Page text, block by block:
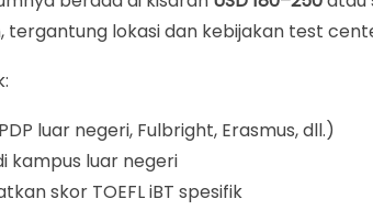
tergantung lokasi dan kebijakan test
luar negeri, Fulbright, Erasmus, dll.)
kampus luar negeri
skor TOEFL iBT spesifik